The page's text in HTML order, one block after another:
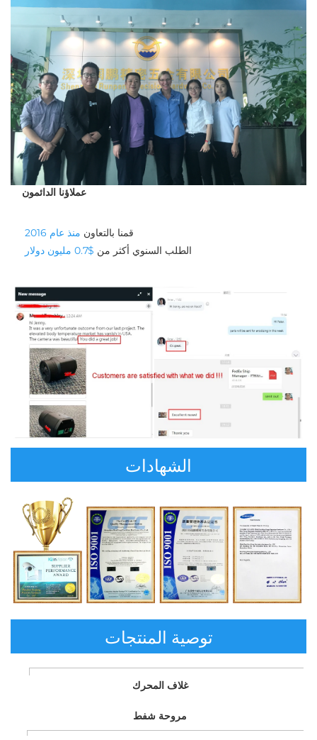
عملاؤنا الدائمون
قمنا بالتعاون منذ عام 2016
الطلب السنوي أكثر من $0.7 مليون دولار
الشهادات
توصية المنتجات
غلاف المحرك
مروحة شفط